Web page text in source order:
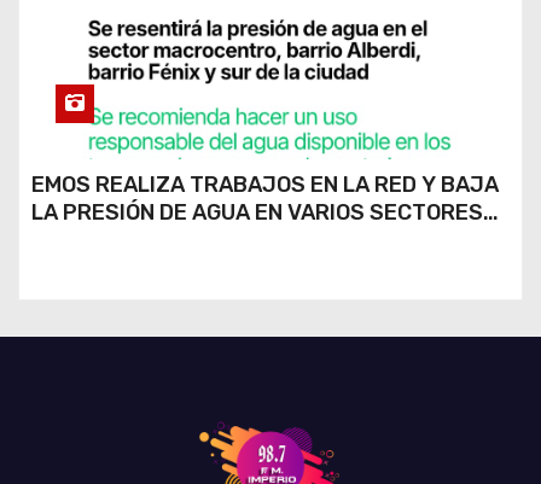
EMOS REALIZA TRABAJOS EN LA RED Y BAJA
LA PRESIÓN DE AGUA EN VARIOS SECTORES